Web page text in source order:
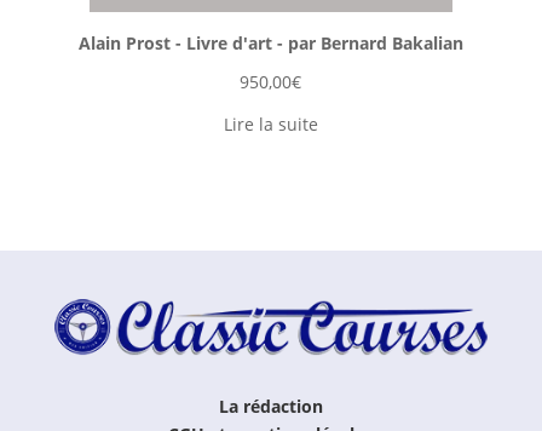
Alain Prost - Livre d'art - par Bernard Bakalian
950,00€
Lire la suite
La rédaction